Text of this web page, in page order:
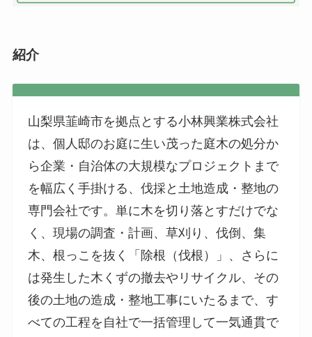
紹介
山梨県韮崎市を拠点とする小林興業株式会社
は、個人邸のお庭に生い茂った庭木の処分か
ら企業・自治体の大規模なプロジェクトまで
を幅広く手掛ける、伐採と土地造成・整地の
専門会社です。単に木を切り落とすだけでな
く、現場の調査・計画、草刈り、伐倒、集
木、根っこを抜く「除根（伐根）」、さらに
は発生した木くずの撤去やリサイクル、その
後の土地の造成・整地工事にいたるまで、す
べての工程を自社で一括管理して一気通貫で